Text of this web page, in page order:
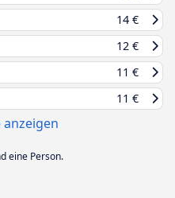
14 €
12 €
11 €
11 €
anzeigen
eine Person.